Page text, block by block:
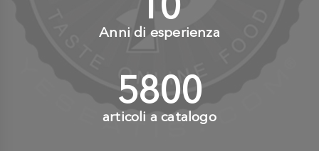
Anni di esperienza
6000+
articoli a catalogo